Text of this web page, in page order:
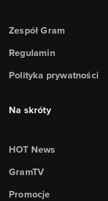
Zespół Gram
Regulamin
Polityka prywatności
Na skróty
HOT News
GramTV
Promocje